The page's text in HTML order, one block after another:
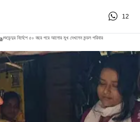
12
/শুভেন্দুর নির্দেশে ৫০ বছর পরে আলোর মুখ দেখলেন মন্ডল পরিবার